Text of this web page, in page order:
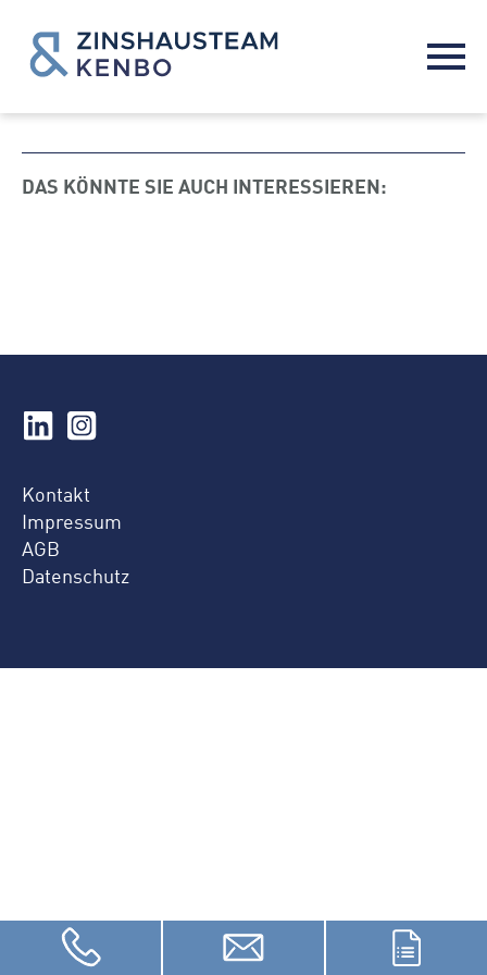
DAS KÖNNTE SIE AUCH INTERESSIEREN:
Kontakt
Impressum
AGB
Datenschutz